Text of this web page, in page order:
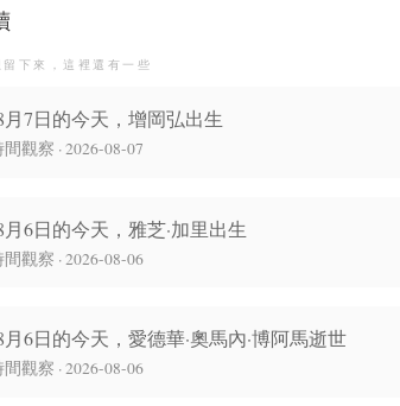
下來，這裡還有一些
月7日的今天，增岡弘出生
觀察 · 2026-08-07
月6日的今天，雅芝·加里出生
觀察 · 2026-08-06
月6日的今天，愛德華·奧馬內·博阿馬逝世
觀察 · 2026-08-06